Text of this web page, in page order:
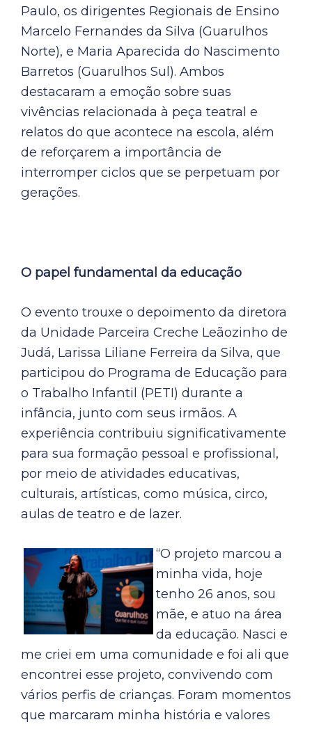
Paulo, os dirigentes Regionais de Ensino
Marcelo Fernandes da Silva (Guarulhos
Norte), e Maria Aparecida do Nascimento
Barretos (Guarulhos Sul). Ambos
destacaram a emoção sobre suas
vivências relacionada à peça teatral e
relatos do que acontece na escola, além
de reforçarem a importância de
interromper ciclos que se perpetuam por
gerações.
O papel fundamental da educação
O evento trouxe o depoimento da diretora
da Unidade Parceira Creche Leãozinho de
Judá, Larissa Liliane Ferreira da Silva, que
participou do Programa de Educação para
o Trabalho Infantil (PETI) durante a
infância, junto com seus irmãos. A
experiência contribuiu significativamente
para sua formação pessoal e profissional,
por meio de atividades educativas,
culturais, artísticas, como música, circo,
aulas de teatro e de lazer.
“O projeto marcou a
minha vida, hoje
tenho 26 anos, sou
mãe, e atuo na área
da educação. Nasci e
me criei em uma comunidade e foi ali que
encontrei esse projeto, convivendo com
vários perfis de crianças. Foram momentos
que marcaram minha história e valores